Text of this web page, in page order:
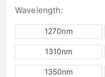
Wavelength:
1270nm
1310nm
1350nm